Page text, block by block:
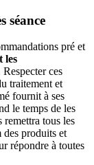
séance
pré et
les
Respecter ces
traitement et
fournit à ses
le temps de les
tous les
des produits et
répondre à toutes